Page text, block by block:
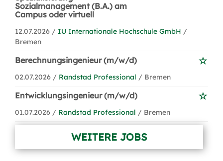
Sozialmanagement (B.A.) am
Campus oder virtuell
12.07.2026 / IU Internationale Hochschule GmbH /
Bremen
Berechnungsingenieur (m/w/d)
02.07.2026 / Randstad Professional / Bremen
Entwicklungsingenieur (m/w/d)
01.07.2026 / Randstad Professional / Bremen
WEITERE JOBS